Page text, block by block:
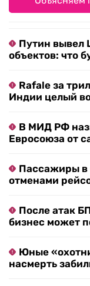
Путин вывел
объектов: что
Rafale за
Индии целый
В МИД РФ
Евросоюза от
Пассажиры в
отменами
После атак
бизнес может
Юные
насмерть